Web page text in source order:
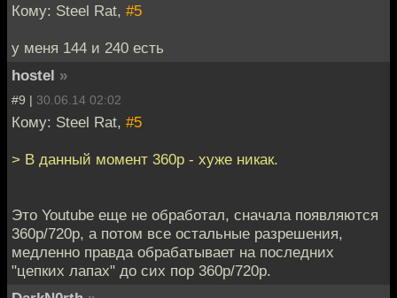
Кому: Steel Rat, #5
у меня 144 и 240 есть
hostel »
#9 | 30.06.14 02:02
Кому: Steel Rat, #5
> В данный момент 360p - хуже никак.
Это Youtube еще не обработал, сначала появляются
360p/720p, а потом все остальные разрешения,
медленно правда обрабатывает на последних
"цепких лапах" до сих пор 360p/720p.